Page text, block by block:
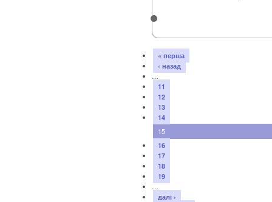
« перша
‹ назад
…
11
12
13
14
15
16
17
18
19
…
далі ›